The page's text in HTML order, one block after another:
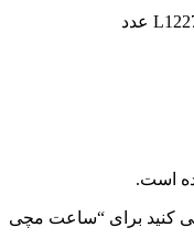
است.
می کنید برای “ساعت مچی